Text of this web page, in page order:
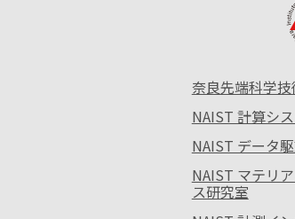
奈良先端科学
NAIST 計算シ
NAIST データ
NAIST マテリ
ス研究室